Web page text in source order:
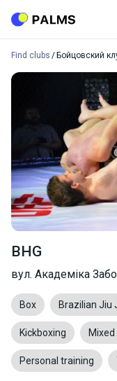
Find clubs Бойцовский
BHG
вул. Академіка
Box Brazilian Jiu
Kickboxing
Personal training